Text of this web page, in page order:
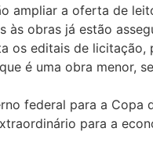
ampliar a oferta de
obras já estão
os editais de
é uma obra menor,
federal para a Copa
para a